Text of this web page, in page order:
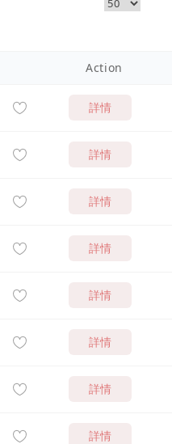
Action
詳情
詳情
詳情
詳情
詳情
詳情
詳情
詳情